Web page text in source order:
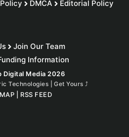
DMCA
Editorial Policy
Join Our Team
Information
Digital Media 2026
Technologies | Get Yours⤴︎
RSS FEED